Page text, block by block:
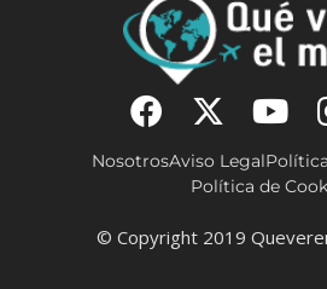
NosotrosAviso Legal
Política de
© Copyright 2019